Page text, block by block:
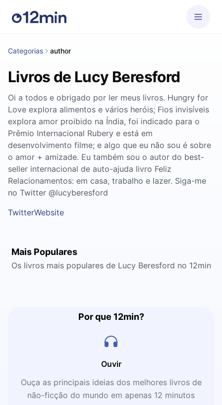
Categorias author
Livros de Lucy Beresford
Oi a todos e obrigado por ler meus livros. Hungry for
Love explora alimentos e vários heróis; Fios invisíveis
explora amor proibido na Índia, foi indicado para o
Prêmio Internacional Rubery e está em
desenvolvimento filme; e algo que eu não sou é sobre
o amor + amizade. Eu também sou o autor do best-
seller internacional de auto-ajuda livro Feliz
Relacionamentos: em casa, trabalho e lazer. Siga-me
no Twitter @lucyberesford
TwitterWebsite
Mais Populares
Os livros mais populares de Lucy Beresford no 12min
Por que 12min?
Ouvir
Ouça as principais ideias dos melhores livros de
não-ficção do mundo em apenas 12 minutos